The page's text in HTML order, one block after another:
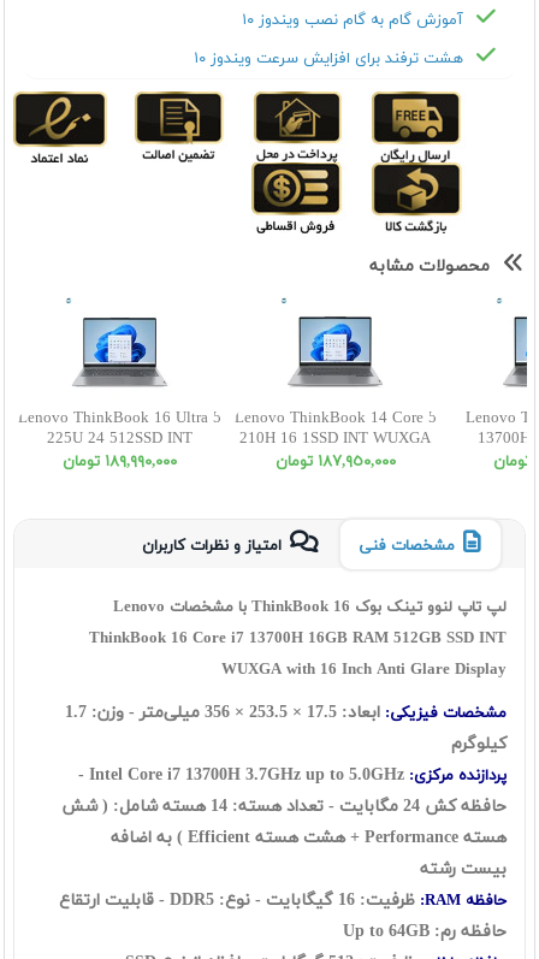
آموزش گام به گام نصب ویندوز ۱۰
هشت ترفند برای افزایش سرعت ویندوز ۱۰
محصولات مشابه
Lenovo ThinkBook 16 Ultra 5
225U 24 512SSD INT
WUXGA
١٨٩,٩٩٠,٠٠٠ تومان
Lenovo ThinkBook 14 Core 5
210H 16 1SSD INT WUXGA
١٨٧,٩٥٠,٠٠٠ تومان
Lenovo
13700H
مشخصات فنی امتیاز و نظرات کاربران
لپ تاپ لنوو تینک بوک ThinkBook 16 با مشخصات Lenovo
ThinkBook 16 Core i7 13700H 16GB RAM 512GB SSD INT
WUXGA with 16 Inch Anti Glare Display
مشخصات فیزیکی:
ابعاد: 17.5 × 253.5 × 356 میلی‌متر - وزن: 1.7
کیلوگرم
پردازنده مرکزی:
Intel Core i7 13700H 3.7GHz up to 5.0GHz -
حافظه کش 24 مگابایت - تعداد هسته: 14 هسته شامل: ( شش
هسته Performance + هشت هسته Efficient ) به اضافه
بیست رشته
حافظه RAM:
ظرفیت: 16 گيگابايت - نوع: DDR5 - قابلیت ارتقاع
حافظه رم: Up to 64GB